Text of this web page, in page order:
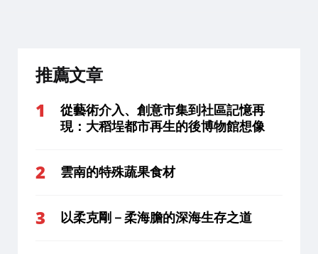
推薦文章
從藝術介入、創意市集到社區記憶再
現：大稻埕都市再生的後博物館想像
雲南的特殊蔬果食材
以柔克剛－柔海膽的深海生存之道